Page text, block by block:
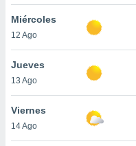
Miércoles
12 Ago
Jueves
13 Ago
Viernes
14 Ago